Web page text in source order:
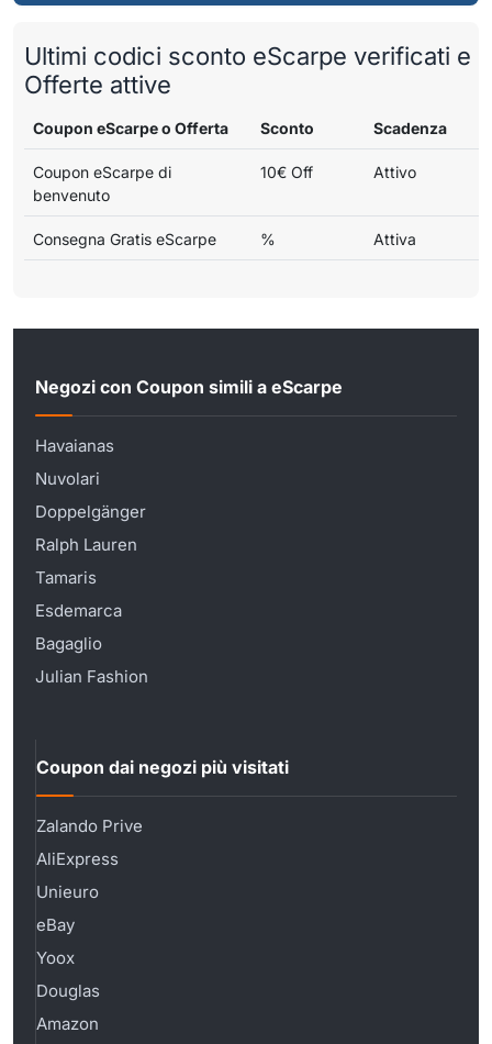
Ultimi codici sconto eScarpe verificati e
Offerte attive
Coupon eScarpe o Offerta Sconto Scadenza
Coupon eScarpe di
benvenuto
10€ Off Attivo
Consegna Gratis eScarpe % Attiva
Negozi con Coupon simili a eScarpe
Havaianas
Nuvolari
Doppelgänger
Ralph Lauren
Tamaris
Esdemarca
Bagaglio
Julian Fashion
Coupon dai negozi più visitati
Zalando Prive
AliExpress
Unieuro
eBay
Yoox
Douglas
Amazon